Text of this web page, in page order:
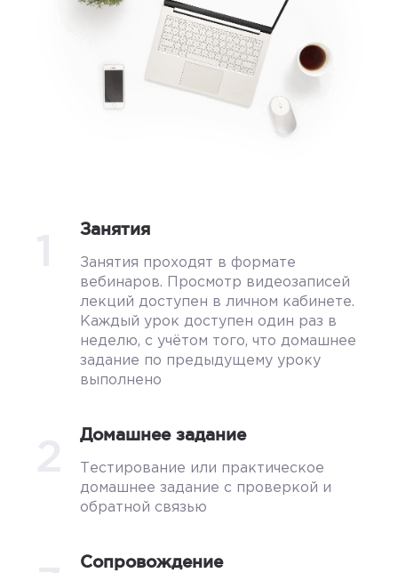
Занятия
Занятия проходят в формате
вебинаров. Просмотр видеозаписей
лекций доступен в личном кабинете.
Каждый урок доступен один раз в
неделю, с учётом того, что домашнее
задание по предыдущему уроку
выполнено
Домашнее задание
Тестирование или практическое
домашнее задание с проверкой и
обратной связью
Сопровождение